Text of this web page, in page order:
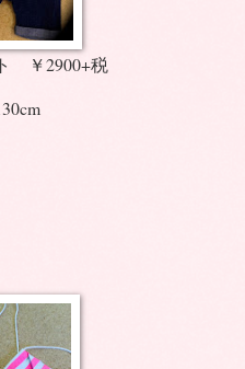
￥2900+税